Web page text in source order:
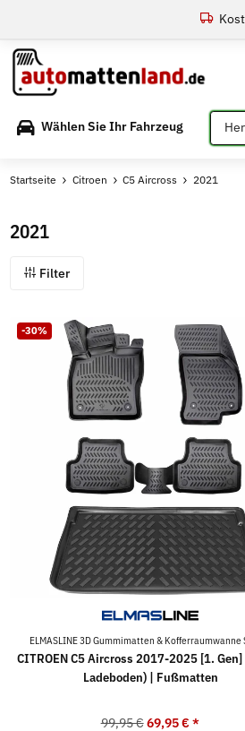
Wählen Sie Ihr Fahrzeug Bitte
Startseite Citroen C5 Aircross 2021
2021
Filter
-30%
ELMASLINE 3D Gummimatten & Kofferraumwanne
CITROEN C5 Aircross 2017-2025 [1.
Ladeboden) | Fußmatten
99,95 € 69,95 €*